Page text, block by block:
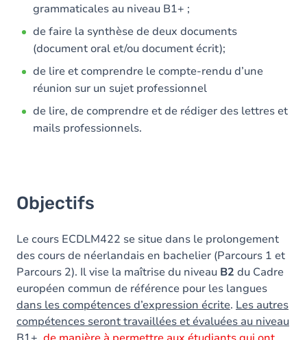
grammaticales au niveau B1+ ;
de faire la synthèse de deux documents
(document oral et/ou document écrit);
de lire et comprendre le compte-rendu d’une
réunion sur un sujet professionnel
de lire, de comprendre et de rédiger des lettres et
mails professionnels.
Objectifs
Le cours ECDLM422 se situe dans le prolongement
des cours de néerlandais en bachelier (Parcours 1 et
Parcours 2). Il vise la maîtrise du niveau B2 du Cadre
européen commun de référence pour les langues
dans les compétences d’expression écrite. Les autres
compétences seront travaillées et évaluées au niveau